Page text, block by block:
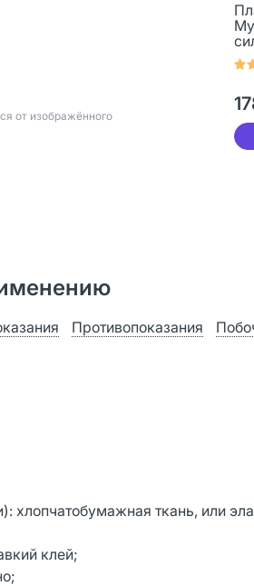
от изображённого
Противопоказания
ткань, или
клей;